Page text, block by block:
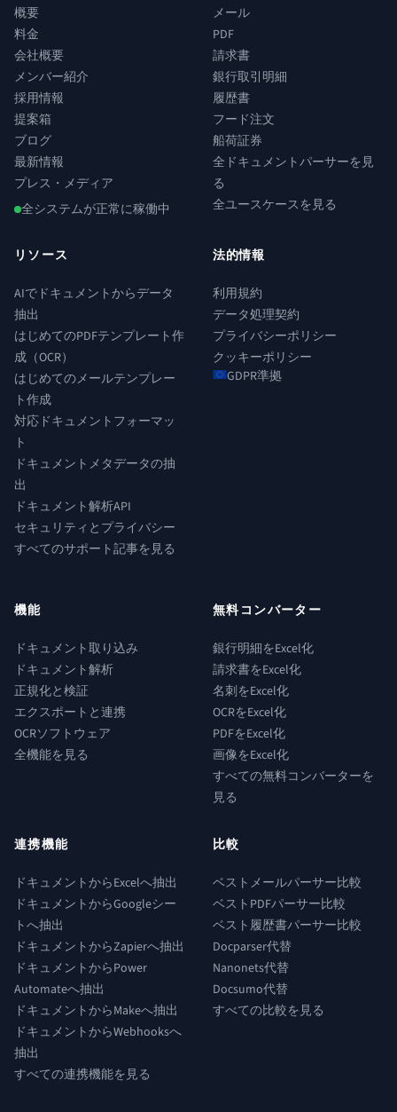
概要
料金
会社概要
メンバー紹介
採用情報
提案箱
ブログ
最新情報
プレス・メディア
全システムが正常に稼働中
メール
PDF
請求書
銀行取引明細
履歴書
フード注文
船荷証券
全ドキュメントパーサーを見
る
全ユースケースを見る
リソース
AIでドキュメントからデータ
抽出
はじめてのPDFテンプレート作
成（OCR）
はじめてのメールテンプレー
ト作成
対応ドキュメントフォーマッ
ト
ドキュメントメタデータの抽
出
ドキュメント解析API
セキュリティとプライバシー
すべてのサポート記事を見る
法的情報
利用規約
データ処理契約
プライバシーポリシー
クッキーポリシー
GDPR準拠
機能
ドキュメント取り込み
ドキュメント解析
正規化と検証
エクスポートと連携
OCRソフトウェア
全機能を見る
無料コンバーター
銀行明細をExcel化
請求書をExcel化
名刺をExcel化
OCRをExcel化
PDFをExcel化
画像をExcel化
すべての無料コンバーターを
見る
連携機能
ドキュメントからExcelへ抽出
ドキュメントからGoogleシー
トへ抽出
ドキュメントからZapierへ抽出
ドキュメントからPower
Automateへ抽出
ドキュメントからMakeへ抽出
ドキュメントからWebhooksへ
抽出
すべての連携機能を見る
比較
ベストメールパーサー比較
ベストPDFパーサー比較
ベスト履歴書パーサー比較
Docparser代替
Nanonets代替
Docsumo代替
すべての比較を見る